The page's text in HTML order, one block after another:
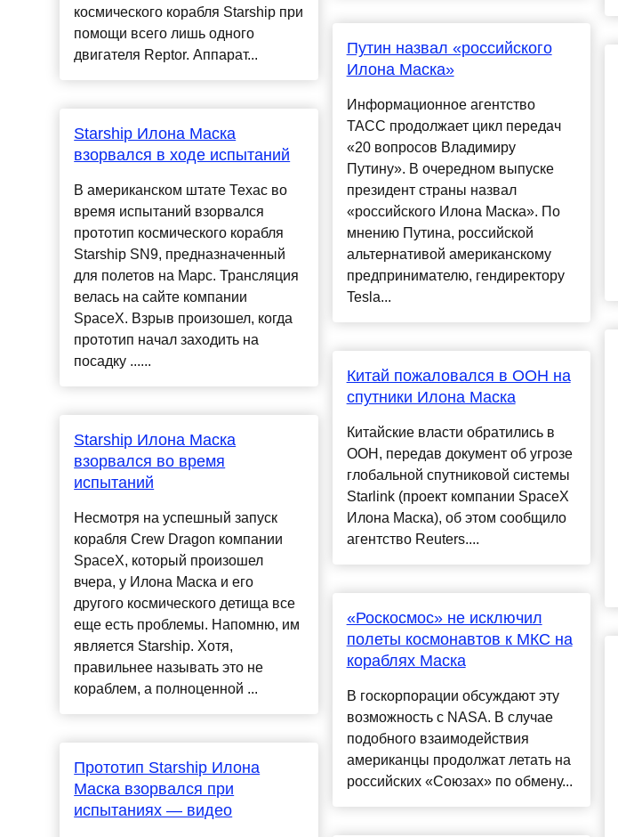
космического корабля Starship при
помощи всего лишь одного
двигателя Reptor. Аппарат...
Starship Илона Маска
взорвался в ходе испытаний
В американском штате Техас во
время испытаний взорвался
прототип космического корабля
Starship SN9, предназначенный
для полетов на Марс. Трансляция
велась на сайте компании
SpaceX. Взрыв произошел, когда
прототип начал заходить на
посадку ......
Starship Илона Маска
взорвался во время
испытаний
Несмотря на успешный запуск
корабля Crew Dragon компании
SpaceX, который произошел
вчера, у Илона Маска и его
другого космического детища все
еще есть проблемы. Напомню, им
является Starship. Хотя,
правильнее называть это не
кораблем, а полноценной ...
Прототип Starship Илона
Маска взорвался при
испытаниях — видео
Путин назвал «российского
Илона Маска»
Информационное агентство
ТАСС продолжает цикл передач
«20 вопросов Владимиру
Путину». В очередном выпуске
президент страны назвал
«российского Илона Маска». По
мнению Путина, российской
альтернативой американскому
предпринимателю, гендиректору
Tesla...
Китай пожаловался в ООН на
спутники Илона Маска
Китайские власти обратились в
ООН, передав документ об угрозе
глобальной спутниковой системы
Starlink (проект компании SpaceX
Илона Маска), об этом сообщило
агентство Reuters....
«Роскосмос» не исключил
полеты космонавтов к МКС на
кораблях Маска
В госкорпорации обсуждают эту
возможность с NASA. В случае
подобного взаимодействия
американцы продолжат летать на
российских «Союзах» по обмену...